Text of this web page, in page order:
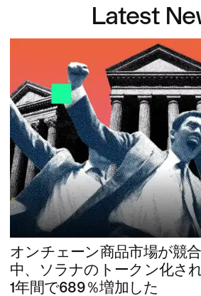
Latest
オンチェーン商品市場が競
中、ソラナのトークン化さ
1年間で689％増加した